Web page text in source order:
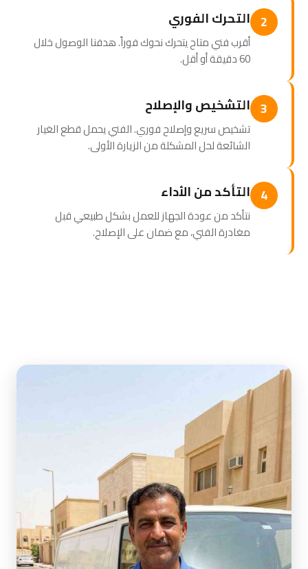
2 التحرك الفوري
أقرب فني متاح يتحرك نحوك فوراً. هدفنا الوصول خلال
60 دقيقة أو أقل.
3 التشخيص والإصلاح
تشخيص سريع وإصلاح فوري. الفني يحمل قطع الغيار
الشائعة لحل المشكلة من الزيارة الأولى.
4 التأكد من الأداء
نتأكد من عودة الجهاز للعمل بشكل طبيعي قبل
مغادرة الفني، مع ضمان على الإصلاح.